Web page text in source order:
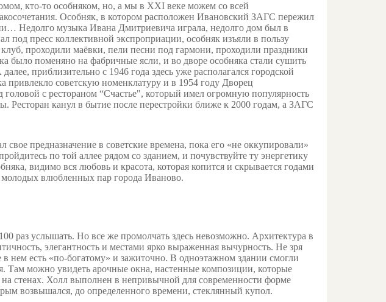
кто-то особняком, но, а мы в XXI веке можем со всей
Особняк, в котором расположен Ивановский ЗАГС пережил
Недолго музыка Ивана Дмитриевича играла, недолго дом был в
под пресс коллективной экспроприации, особняк изъяли в пользу
клуб, проходили маёвки, пели песни под гармони, проходили праздники
было поменяно на фабричные ясли, и во дворе особняка стали сушить
приблизительно с 1946 года здесь уже располагался городской
привлекло советскую номенклатуру и в 1954 году Дворец
с рестораном “Счастье", который имел огромную популярность
Ресторан канул в бытие после перестройки ближе к 2000 годам, а ЗАГС
предназначение в советские времена, пока его «не оккупировали»
по той аллее рядом со зданием, и почувствуйте ту энергетику
видимо вся любовь и красота, которая копится и скрывается годами
молодых влюбленных пар города Иваново.
раз услышать. Но все же промолчать здесь невозможно. Архитектура в
элегантность и местами ярко выраженная вычурность. Не зря
в нем есть «по-богатому» и зажиточно. В одноэтажном здании смогли
Там можно увидеть арочные окна, настенные композиции, которые
стенах. Холл выполнен в непривычной для современности форме
возвышался, до определенного времени, стеклянный купол.